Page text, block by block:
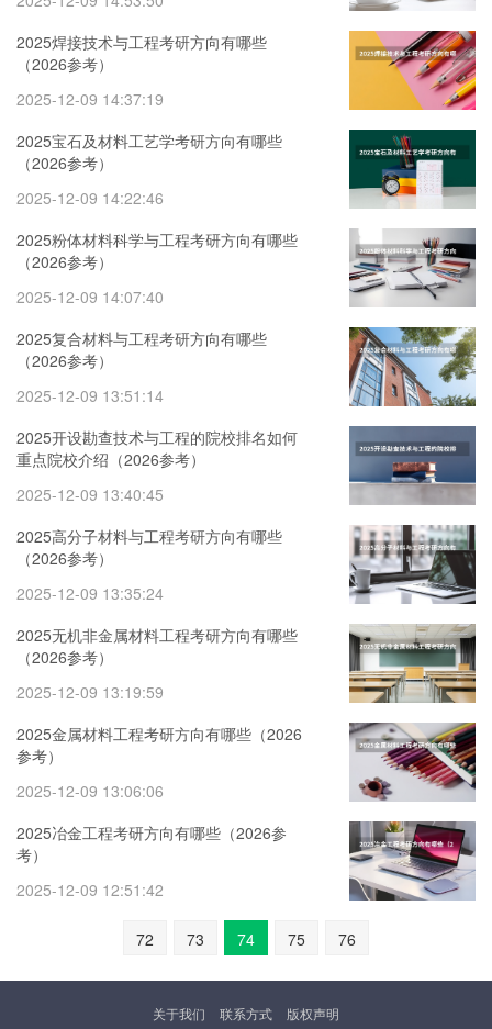
2025焊接技术与工程考研方向有哪些
（2026参考）
2025-12-09 14:37:19
2025宝石及材料工艺学考研方向有哪些
（2026参考）
2025-12-09 14:22:46
2025粉体材料科学与工程考研方向有哪些
（2026参考）
2025-12-09 14:07:40
2025复合材料与工程考研方向有哪些
（2026参考）
2025-12-09 13:51:14
2025开设勘查技术与工程的院校排名如何
重点院校介绍（2026参考）
2025-12-09 13:40:45
2025高分子材料与工程考研方向有哪些
（2026参考）
2025-12-09 13:35:24
2025无机非金属材料工程考研方向有哪些
（2026参考）
2025-12-09 13:19:59
2025金属材料工程考研方向有哪些（2026
参考）
2025-12-09 13:06:06
2025冶金工程考研方向有哪些（2026参
考）
2025-12-09 12:51:42
72 73 74 75 76
关于我们 联系方式 版权声明